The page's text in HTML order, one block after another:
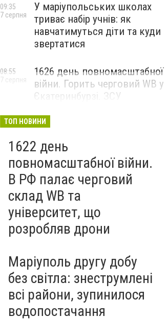
У маріупольських школах
триває набір учнів: як
навчатимуться діти та куди
звертатися
09:35
7 серпня
1626 день повномасштабної
війни. Горить черговий WB у
Єкатеринбурзі. ЗСУ
Маріуполі
08:55
7 серпня
ТОП НОВИНИ
1622 день
повномасштабної війни.
В РФ палає черговий
склад WB та
університет, що
розробляв дрони
Маріуполь другу добу
без світла: знеструмлені
всі райони, зупинилося
водопостачання